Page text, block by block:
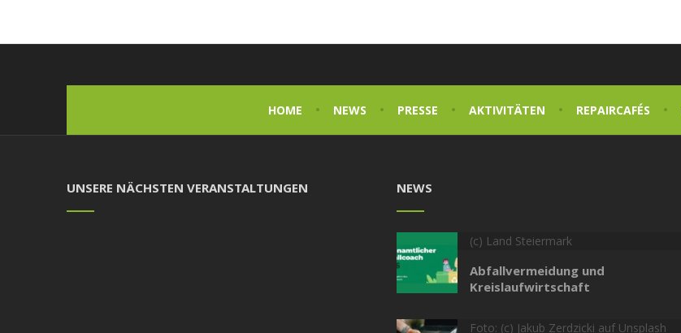
HOME NEWS PRESSE AKTIVITÄTEN REPAIRCAFÉS
UNSERE NÄCHSTEN VERANSTALTUNGEN NEWS
(c) Land Steiermark
Abfallvermeidung und
Kreislaufwirtschaft
Foto: (c) Jakub Zerdzicki auf Unsplash